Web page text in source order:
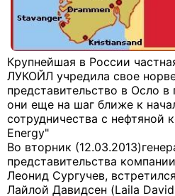
Крупнейшая в России
ЛУКОЙЛ учредила свое
представительство в Осло
они еще на шаг ближе к
сотрудничества с нефтяной
Energy"
Во вторник
представительства
Леонид Сургучев,
Лайлой Давидсен (Laila